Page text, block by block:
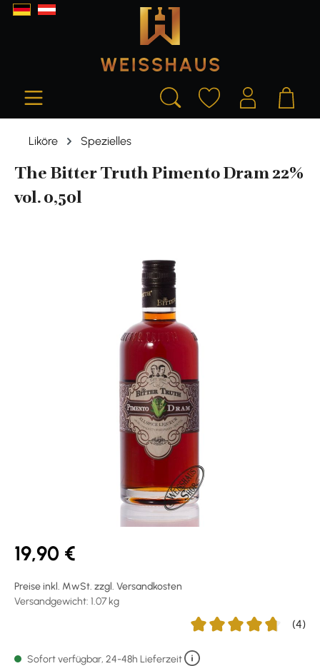
springen
Liköre Spezielles
The Bitter Truth Pimento Dram 22%
vol. 0,50l
19,90 €
Preise inkl. MwSt. zzgl. Versandkosten
Versandgewicht: 1.07 kg
(4)
Sofort verfügbar, 24-48h Lieferzeit